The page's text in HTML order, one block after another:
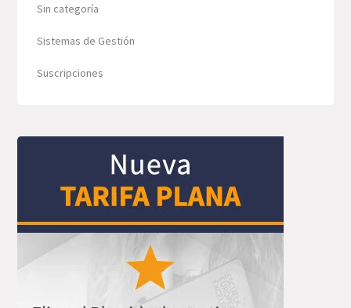
Sin categoría
Sistemas de Gestión
Suscripciones